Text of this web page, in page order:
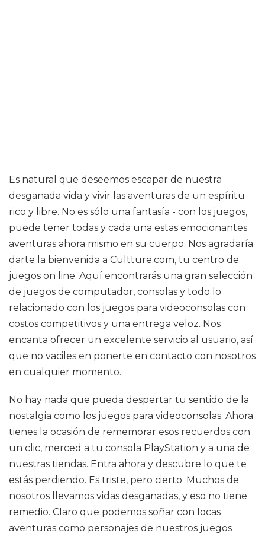
Es natural que deseemos escapar de nuestra
desganada vida y vivir las aventuras de un espíritu
rico y libre. No es sólo una fantasía - con los juegos,
puede tener todas y cada una estas emocionantes
aventuras ahora mismo en su cuerpo. Nos agradaría
darte la bienvenida a Cultture.com, tu centro de
juegos on line. Aquí encontrarás una gran selección
de juegos de computador, consolas y todo lo
relacionado con los juegos para videoconsolas con
costos competitivos y una entrega veloz. Nos
encanta ofrecer un excelente servicio al usuario, así
que no vaciles en ponerte en contacto con nosotros
en cualquier momento.
No hay nada que pueda despertar tu sentido de la
nostalgia como los juegos para videoconsolas. Ahora
tienes la ocasión de rememorar esos recuerdos con
un clic, merced a tu consola PlayStation y a una de
nuestras tiendas. Entra ahora y descubre lo que te
estás perdiendo. Es triste, pero cierto. Muchos de
nosotros llevamos vidas desganadas, y eso no tiene
remedio. Claro que podemos soñar con locas
aventuras como personajes de nuestros juegos